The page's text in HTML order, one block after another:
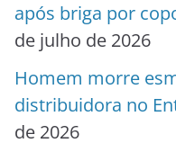
após briga por
de julho de 2026
Homem morre
distribuidora no
de 2026